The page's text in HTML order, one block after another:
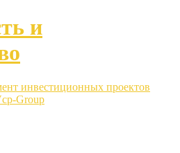
и
инвестиционных проектов
Group